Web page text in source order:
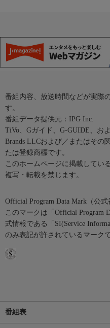
番組内容、放送時間などが実際
す。
番組データ提供元：IPG Inc.
TiVo、Gガイド、G-GUIDE、お
Brands LLCおよび／またはその
たは登録商標です。
このホームページに掲載してい
複写・転載を禁じます。
Official Program Data Mark（公式
このマークは「Official Program
式情報である「SI(Service
のみ表記が許されているマークで
番組表